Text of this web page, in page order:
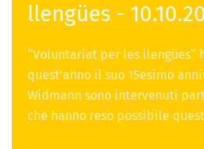
llengües -
“Voluntariat per les llengües“
quest’anno il suo 15esimo
Widmann sono intervenuti
che hanno reso possibile